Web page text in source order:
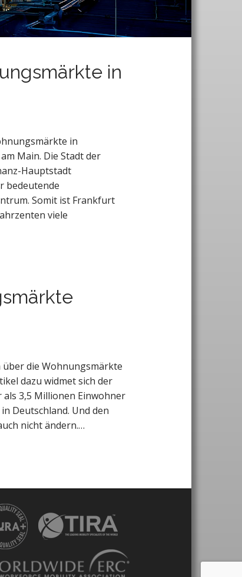
in
in
Main. Die Stadt der
Hauptstadt
bedeutende
Somit ist Frankfurt
viele
die Wohnungsmärkte
dazu widmet sich der
3,5 Millionen Einwohner
Deutschland. Und den
nicht ändern.…